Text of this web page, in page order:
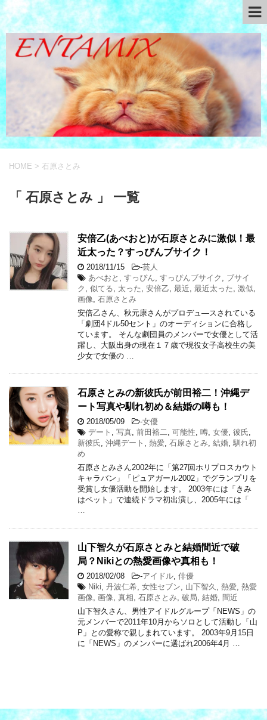
HOME > 石原さとみ
「 石原さとみ 」 一覧
安倍乙(あべおと)が石原さとみに激似！最
近太った？すっぴんブサイク！
2018/11/15 -芸人
あべおと
すっぴん すっぴんブサイク
ブサイ
ク
似てる 太った 安倍乙 最近 最近太った 激似
画像 石原さとみ
安倍乙さん、秋元康さんがプロデュ―スされている
「劇団4ドル50セント」のオーディションに合格し
ています。 そんな劇団員のメンバーで女優として活
躍し、大阪出身の現在１７歳で現役女子高校生の美
少女で女優の …
石原さとみの新彼氏が前田裕二！沖縄デ
ート写真や馴れ初め＆結婚の噂も！
2018/05/09 -女優
デート
写真 前田裕二 可能性 噂 女優 彼氏
新彼氏 沖縄デート 熱愛 石原さとみ 結婚 馴れ初
め
石原さとみさん2002年に「第27回ホリプロスカウト
キャラバン」「ピュアガール2002」でグランプリを
受賞し女優活動を開始します。 2003年には「きみ
はペット」で連続ドラマ初出演し、2005年には「
山下智久が石原さとみと結婚間近で破
局？Nikiとの熱愛画像や真相も！
2018/02/08 -アイドル 俳優
Niki 丹波仁希 女性セブン 山下智久 熱愛 熱愛
画像 画像 真相 石原さとみ 破局 結婚 間近
山下智久さん、男性アイドルグループ「NEWS」の
元メンバーで2011年10月からソロとして活動し「山
P」との愛称で親しまれています。 2003年9月15日
に「NEWS」のメンバーに選ばれ2006年4月 …